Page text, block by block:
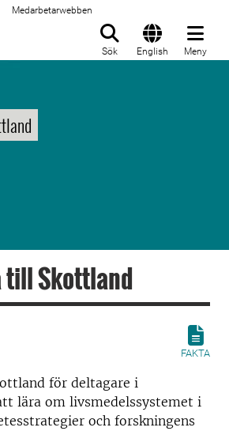
Medarbetarwebben
Sök English Meny
till Skottland
FAKTA
för deltagare i
lära om livsmedelssystemet i
och forskningens